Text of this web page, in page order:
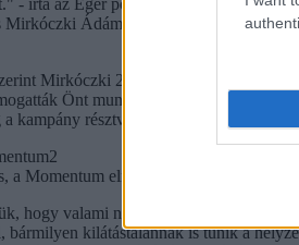
- írta az Eger polgármesterének
Mirkóczki Ádám interjújára reagált,
Mirkóczki 2020-ban több
Önt munkájukkal és
kampány résztvevőinek tulajdonította.
a Momentum elnöke és Jánosi Zoltán
hogy valami nincs rendben a
bármilyen kilátástalannak is tűnik a